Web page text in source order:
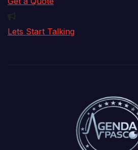
Lets Start Talking